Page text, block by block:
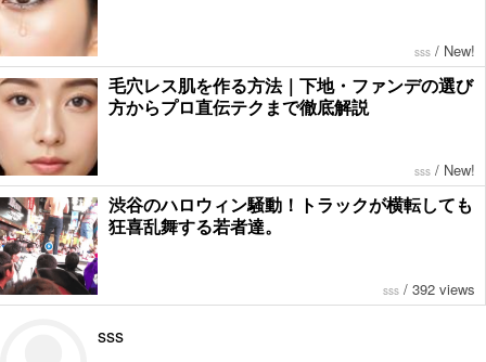
sss / New!
毛穴レス肌を作る方法｜下地・ファンデの選び
方からプロ直伝テクまで徹底解説
sss / New!
渋谷のハロウィン騒動！トラックが横転しても
狂喜乱舞する若者達。
sss / 392 views
sss